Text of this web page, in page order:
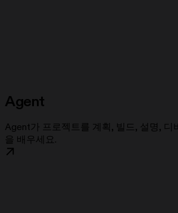
Agent
Agent가 프로젝트를 계획, 빌드, 설명, 디
을 배우세요.